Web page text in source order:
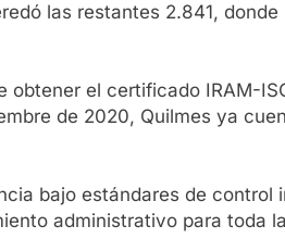
las restantes 2.841,
el certificado IRAM-
de 2020, Quilmes ya
bajo estándares de
administrativo para toda